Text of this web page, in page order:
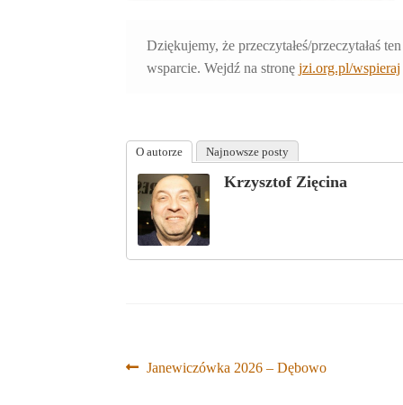
Dziękujemy, że przeczytałeś/przeczytałaś
wsparcie. Wejdź na stronę jzi.org.pl/wspieraj
O autorze Najnowsze posty
Krzysztof Zięcina
Nawigacja
Poprzedni
Janewiczówka 2026 – Dębowo